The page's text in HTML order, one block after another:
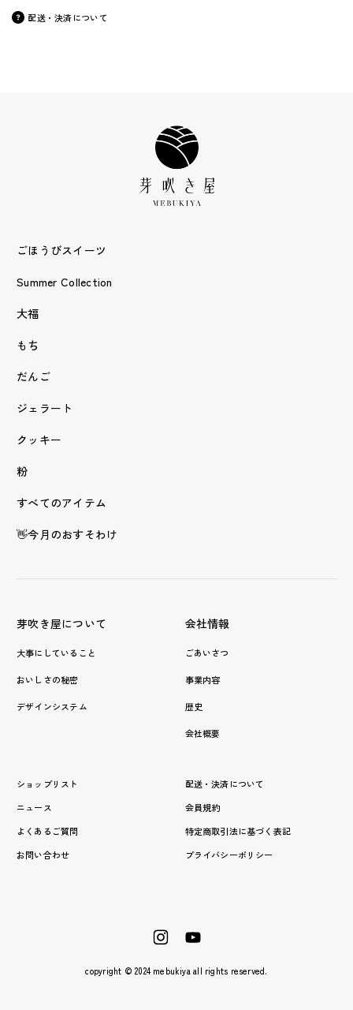
配送・決済について
ごほうびスイーツ
Summer Collection
大福
もち
だんご
ジェラート
クッキー
粉
すべてのアイテム
👋今月のおすそわけ
芽吹き屋について
大事にしていること
おいしさの秘密
デザインシステム
会社情報
ごあいさつ
事業内容
歴史
会社概要
ショップリスト
ニュース
よくあるご質問
お問い合わせ
配送・決済について
会員規約
特定商取引法に基づく表記
プライバシーポリシー
copyright © 2024 mebukiya all rights reserved.